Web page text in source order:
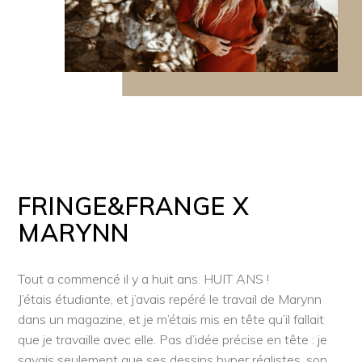
FRINGE&FRANGE X
MARYNN
Tout a commencé il y a huit ans. HUIT ANS !
J’étais étudiante, et j’avais repéré le travail de Marynn
dans un magazine, et je m’étais mis en tête qu’il fallait
que je travaille avec elle. Pas d’idée précise en tête : je